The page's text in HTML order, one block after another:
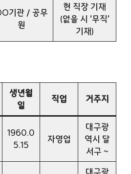
기관 / 공무
원
현 직장 기재
(없을 시 ‘무직’
기재)
생년월
일
직업 거주지
1960.0
5.15
자영업
대구광
역시 달
서구 ~